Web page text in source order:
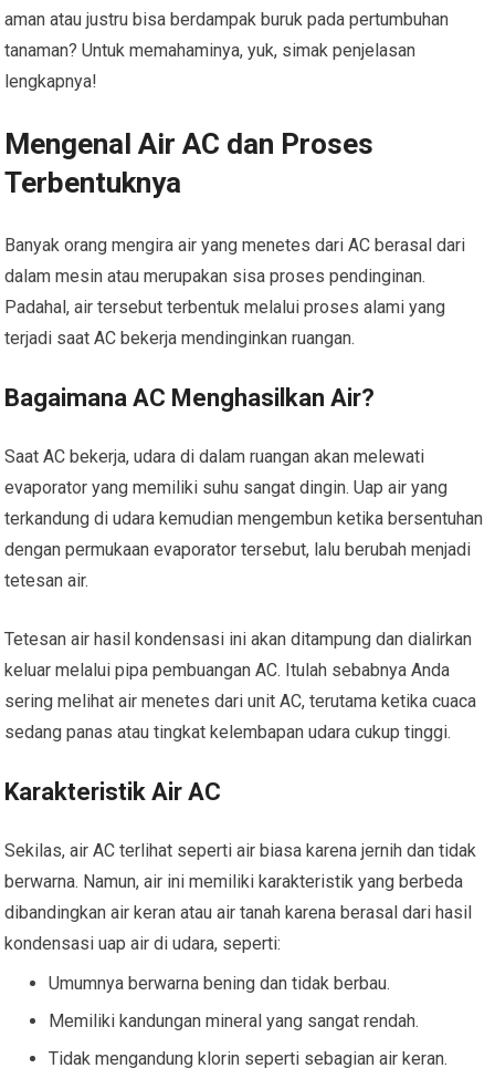
aman atau justru bisa berdampak buruk pada pertumbuhan
tanaman? Untuk memahaminya, yuk, simak penjelasan
lengkapnya!
Mengenal Air AC dan Proses
Terbentuknya
Banyak orang mengira air yang menetes dari AC berasal dari
dalam mesin atau merupakan sisa proses pendinginan.
Padahal, air tersebut terbentuk melalui proses alami yang
terjadi saat AC bekerja mendinginkan ruangan.
Bagaimana AC Menghasilkan Air?
Saat AC bekerja, udara di dalam ruangan akan melewati
evaporator yang memiliki suhu sangat dingin. Uap air yang
terkandung di udara kemudian mengembun ketika bersentuhan
dengan permukaan evaporator tersebut, lalu berubah menjadi
tetesan air.
Tetesan air hasil kondensasi ini akan ditampung dan dialirkan
keluar melalui pipa pembuangan AC. Itulah sebabnya Anda
sering melihat air menetes dari unit AC, terutama ketika cuaca
sedang panas atau tingkat kelembapan udara cukup tinggi.
Karakteristik Air AC
Sekilas, air AC terlihat seperti air biasa karena jernih dan tidak
berwarna. Namun, air ini memiliki karakteristik yang berbeda
dibandingkan air keran atau air tanah karena berasal dari hasil
kondensasi uap air di udara, seperti:
Umumnya berwarna bening dan tidak berbau.
Memiliki kandungan mineral yang sangat rendah.
Tidak mengandung klorin seperti sebagian air keran.